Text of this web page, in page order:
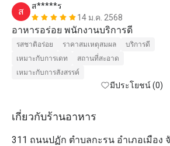
ส
ส*****ร
14 ม.ค. 2568
อาหารอร่อย พนักงานบริการดี
รสชาติอร่อย ราคาสมเหตุสมผล
บริการดี
เหมาะกับการเดท
สถานที่สะอาด
เหมาะกับการสังสรรค์
มีประโยชน์ (0)
เกี่ยวกับร้านอาหาร
311 ถนนปฏัก ตำบลกะรน อำเภอเมือง